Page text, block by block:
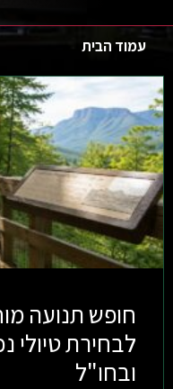
עמוד הבית
חופש תנועה
לבחירת טיולי
ובחו"ל